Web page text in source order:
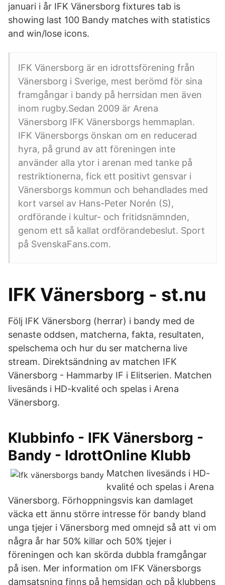
januari i år IFK Vänersborg fixtures tab is
showing last 100 Bandy matches with statistics
and win/lose icons.
IFK Vänersborg är en idrottsförening från
Vänersborg i Sverige, mest berömd för sina
framgångar i bandy på herrsidan men även
inom rugby.Sedan 2009 är Arena
Vänersborg IFK Vänersborgs hemmaplan.
IFK Vänersborgs önskan om en reducerad
hyra, på grund av att föreningen inte
använder alla ytor i arenan med tanke på
restriktionerna, fick ett positivt gensvar i
Vänersborgs kommun och behandlades med
kort varsel av Hans-Peter Norén (S),
ordförande i kultur- och fritidsnämnden,
genom ett så kallat ordförandebeslut. Sport
på SvenskaFans.com.
IFK Vänersborg - st.nu
Följ IFK Vänersborg (herrar) i bandy med de
senaste oddsen, matcherna, fakta, resultaten,
spelschema och hur du ser matcherna live
stream. Direktsändning av matchen IFK
Vänersborg - Hammarby IF i Elitserien. Matchen
livesänds i HD-kvalité och spelas i Arena
Vänersborg.
Klubbinfo - IFK Vänersborg -
Bandy - IdrottOnline Klubb
Matchen livesänds i HD-
kvalité och spelas i Arena
Vänersborg. Förhoppningsvis kan damlaget
väcka ett ännu större intresse för bandy bland
unga tjejer i Vänersborg med omnejd så att vi om
några år har 50% killar och 50% tjejer i
föreningen och kan skörda dubbla framgångar
på isen. Mer information om IFK Vänersborgs
damsatsning finns på hemsidan och på klubbens